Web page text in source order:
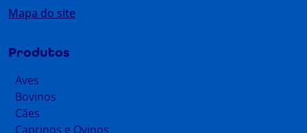
Mapa do site
Produtos
Aves
Bovinos
Cães
Caprinos e Ovinos